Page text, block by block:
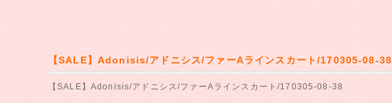
【SALE】Adonisis/アドニシス/ファーAラインスカート/170305-08-38
【SALE】Adonisis/アドニシス/ファーAラインスカート/170305-08-38